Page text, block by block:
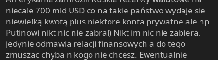
niecale 700 mld USD co na takie państwo wydaje sie
niewielką kwotą plus niektore konta prywatne ale np
Putinowi nikt nic nie zabral) Nikt im nic nie zabiera,
jedynie odmawia relacji finansowych a do tegο
zmuszac chyba nikogo nie chcesz. Ewentualnie